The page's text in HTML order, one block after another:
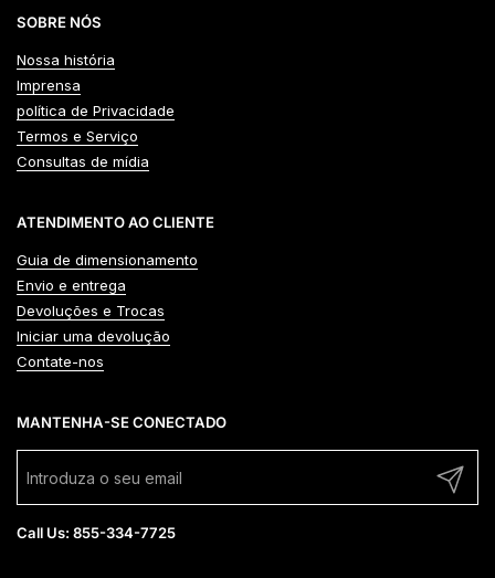
SOBRE NÓS
Nossa história
Imprensa
política de Privacidade
Termos e Serviço
Consultas de mídia
ATENDIMENTO AO CLIENTE
Guia de dimensionamento
Envio e entrega
Devoluções e Trocas
Iniciar uma devolução
Contate-nos
MANTENHA-SE CONECTADO
Enviar
Call Us: 855-334-7725